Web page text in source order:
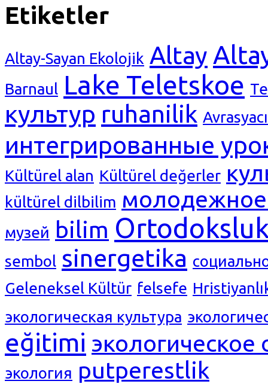
Etiketler
Altay-Sayan Ekolojik Altay
Barnaul Lake Teletskoe
культур ruhanilik
интегрированные
Kültürel alan Kültürel değerler
kültürel dilbilim молодежное
музей bilim
sembol sinergetika
Geleneksel Kültür felsefe
экологическая культура
eğitimi экологическое
экология putperestlik